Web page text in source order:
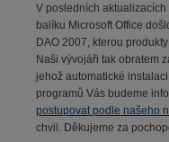
V posledních
balíku Microsoft Office
DAO 2007, kterou
Naši vývojáři tak obratem
jehož automatické
programů Vás budeme
postupovat podle našeho
chvil. Děkujeme za